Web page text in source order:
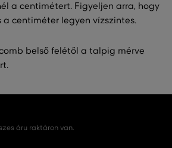
a centimétert. Figyeljen arra, hogy
a centiméter legyen vízszintes.
belső felétől a talpig mérve
áru raktáron van.